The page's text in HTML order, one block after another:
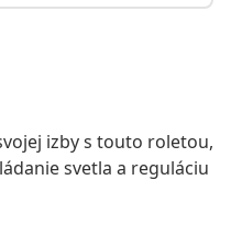
izby s touto roletou,
svetla a reguláciu